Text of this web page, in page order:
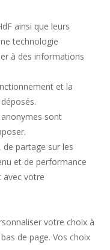
?
et nos
ont
✖
ainsi que leurs
technologie
à des informations
et la
sont
partage sur les
et de performance
avec votre
votre choix à
de page. Vos choix